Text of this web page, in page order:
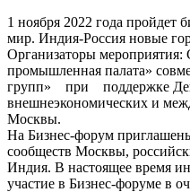
1 ноября 2022 года пройдет
мир. Индия-Россия новые
Организаторы мероприятия:
промышленная палата»
групп» при поддержке
внешнеэкономических и
Москвы.
На Бизнес-форум
сообществ Москвы,
Индия. В настоящее время
участие в Бизнес-форуме в